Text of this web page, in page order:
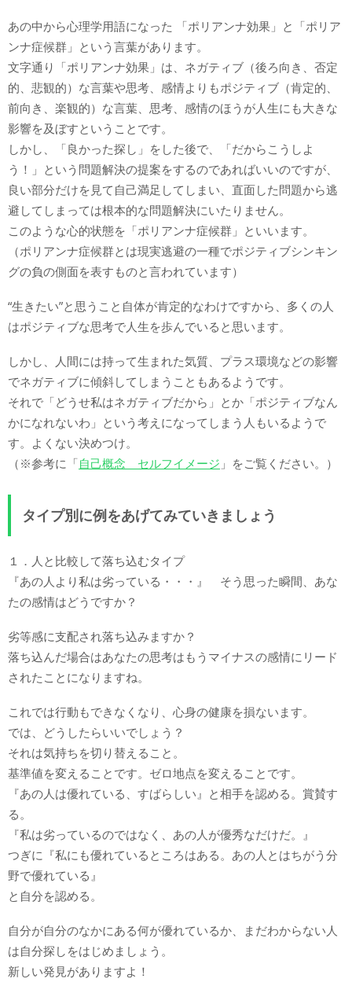
あの中から心理学用語になった 「ポリアンナ効果」と「ポリア
ンナ症候群」という言葉があります。
文字通り「ポリアンナ効果」は、ネガティブ（後ろ向き、否定
的、悲観的）な言葉や思考、感情よりもポジティブ（肯定的、
前向き、楽観的）な言葉、思考、感情のほうが人生にも大きな
影響を及ぼすということです。
しかし、「良かった探し」をした後で、「だからこうしよ
う！」という問題解決の提案をするのであればいいのですが、
良い部分だけを見て自己満足してしまい、直面した問題から逃
避してしまっては根本的な問題解決にいたりません。
このような心的状態を「ポリアンナ症候群」といいます。
（ポリアンナ症候群とは現実逃避の一種でポジティブシンキン
グの負の側面を表すものと言われています）
“生きたい”と思うこと自体が肯定的なわけですから、多くの人
はポジティブな思考で人生を歩んでいると思います。
しかし、人間には持って生まれた気質、プラス環境などの影響
でネガティブに傾斜してしまうこともあるようです。
それで「どうせ私はネガティブだから」とか「ポジティブなん
かになれないわ」という考えになってしまう人もいるようで
す。よくない決めつけ。
（※参考に「自己概念 セルフイメージ 」をご覧ください。）
タイプ別に例をあげてみていきましょう
１．人と比較して落ち込むタイプ
『あの人より私は劣っている・・・』 そう思った瞬間、あな
たの感情はどうですか？
劣等感に支配され落ち込みますか？
落ち込んだ場合はあなたの思考はもうマイナスの感情にリード
されたことになりますね。
これでは行動もできなくなり、心身の健康を損ないます。
では、どうしたらいいでしょう？
それは気持ちを切り替えること。
基準値を変えることです。ゼロ地点を変えることです。
『あの人は優れている、すばらしい』と相手を認める。賞賛す
る。
『私は劣っているのではなく、あの人が優秀なだけだ。』
つぎに『私にも優れているところはある。あの人とはちがう分
野で優れている』
と自分を認める。
自分が自分のなかにある何が優れているか、まだわからない人
は自分探しをはじめましょう。
新しい発見がありますよ！